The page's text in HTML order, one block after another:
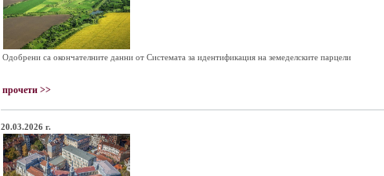
Одобрени са окончателните данни от Системата за идентификация на земеделските парцели
прочети >>
20.03.2026 г.